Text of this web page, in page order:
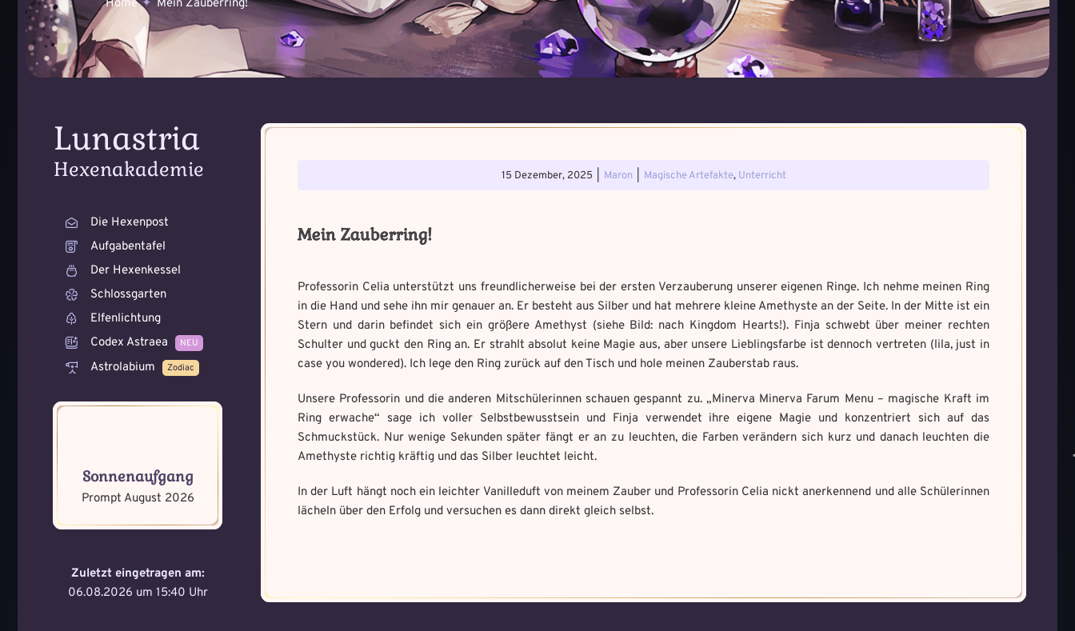
Home Mein Zauberring!
Lunastria
Hexenakademie
Die Hexenpost
Aufgabentafel
Der Hexenkessel
Schlossgarten
Elfenlichtung
Codex Astraea
NEU
Astrolabium Zodiac
Sonnenaufgang
Prompt August 2026
Zuletzt eingetragen am:
06.08.2026 um 15:40 Uhr
15 Dezember, 2025 Maron Magische Artefakte, Unterricht
Mein Zauberring!
Professorin Celia unterstützt uns freundlicherweise bei der ersten Verzauberung unserer eigenen Ringe. Ich nehme meinen Ring
in die Hand und sehe ihn mir genauer an. Er besteht aus Silber und hat mehrere kleine Amethyste an der Seite. In der Mitte ist ein
Stern und darin befindet sich ein größere Amethyst (siehe Bild: nach Kingdom Hearts!). Finja schwebt über meiner rechten
Schulter und guckt den Ring an. Er strahlt absolut keine Magie aus, aber unsere Lieblingsfarbe ist dennoch vertreten (lila, just in
case you wondered). Ich lege den Ring zurück auf den Tisch und hole meinen Zauberstab raus.
Unsere Professorin und die anderen Mitschülerinnen schauen gespannt zu. „Minerva Minerva Farum Menu – magische Kraft im
Ring erwache“ sage ich voller Selbstbewusstsein und Finja verwendet ihre eigene Magie und konzentriert sich auf das
Schmuckstück. Nur wenige Sekunden später fängt er an zu leuchten, die Farben verändern sich kurz und danach leuchten die
Amethyste richtig kräftig und das Silber leuchtet leicht.
In der Luft hängt noch ein leichter Vanilleduft von meinem Zauber und Professorin Celia nickt anerkennend und alle Schülerinnen
lächeln über den Erfolg und versuchen es dann direkt gleich selbst.
Wie bist du darauf aufmerksam
geworden und wie bannst du es? *
Schreibe eine Geschichte mit mind. 500 Zeichen.
Mandala senden
Max file size: 9.08 MB. | Allowed file types:
gif,jpeg,png,jpg,pdf | Min number of file: 1
Erforsche und banne den Fluch
Weitere Mandala findest du hier:
https://mondaymandala.com/m/
Wie fängst du die Chaos Magie ein? *
Bitte schreibe eine kleine Geschichte mit mind. 500
Memory Screenshot senden
Max file size: 9.08 MB. | Allowed file types:
gif,jpeg,png,jpg,pdf | Min number of file: 1
Schwarze Magie gefunden!
Löse das Memory um Magie zu bannen
Du hast einen Gegenstand gefunden!
Benutzername *
Welches Item und für welche Aufgabe? *
Absenden